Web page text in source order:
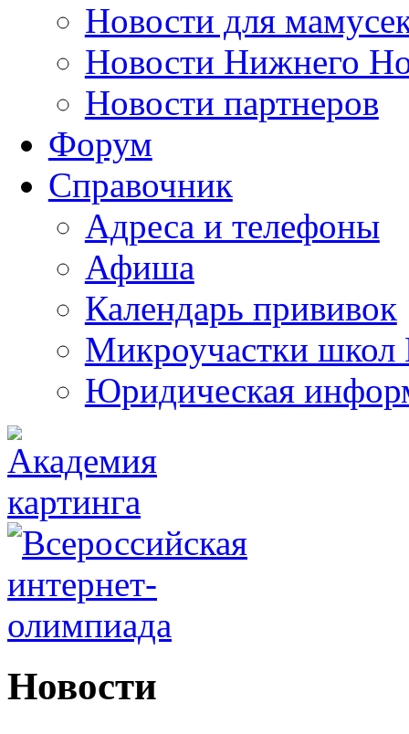
Новости для
Новости Нижнего
Новости партнеров
Форум
Справочник
Адреса и телефоны
Афиша
Календарь прививок
Микроучастки школ
Юридическая
Новости